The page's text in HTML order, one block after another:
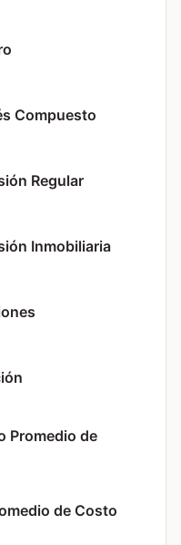
Compuesto
Regular
Inmobiliaria
Promedio de
de Costo